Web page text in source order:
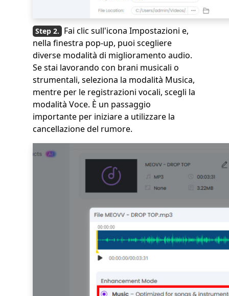
Fai clic sull'icona Impostazioni e,
nella finestra pop-up, puoi scegliere
diverse modalità di miglioramento audio.
Se stai lavorando con brani musicali o
strumentali, seleziona la modalità Musica,
mentre per le registrazioni vocali, scegli la
modalità Voce. È un passaggio
importante per iniziare a utilizzare la
cancellazione del rumore.